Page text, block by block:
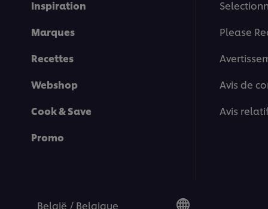
Inspiration
Marques
Recettes
Webshop
Cook & Save
Promo
Please
Avis de
Avis
België / Belgique